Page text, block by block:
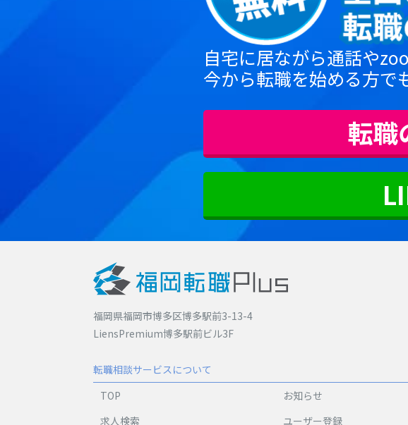
自宅に居ながら通話や
今から転職を始める方で
転職
福岡県福岡市博多区博多駅前3-13-4
LiensPremium博多駅前ビル3F
転職相談サービスについて
TOP
お知らせ
求人検索
ユーザー登録